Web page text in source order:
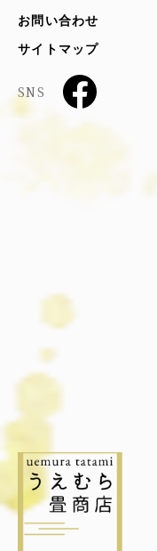
お問い合わせ
サイトマップ
SNS